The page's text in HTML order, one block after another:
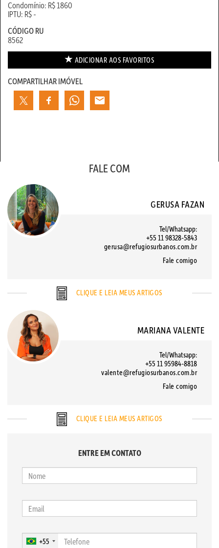
Condomínio: R$ 1860
IPTU: R$ -
CÓDIGO RU
8562
ADICIONAR AOS FAVORITOS
COMPARTILHAR IMÓVEL
FALE COM
GERUSA FAZAN
Tel/Whatsapp:
+55 11 98328-5843
gerusa@refugiosurbanos.com.br
Fale comigo
CLIQUE E LEIA MEUS ARTIGOS
MARIANA VALENTE
Tel/Whatsapp:
+55 11 95984-8818
valente@refugiosurbanos.com.br
Fale comigo
CLIQUE E LEIA MEUS ARTIGOS
ENTRE EM CONTATO
+55